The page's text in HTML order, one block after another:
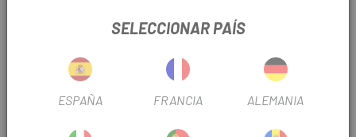
TALLA: 26"
MATERIAL: Goma
OPINIONES
SELECCIONAR PAÍS
ESPAÑA FRANCIA ALEMANIA